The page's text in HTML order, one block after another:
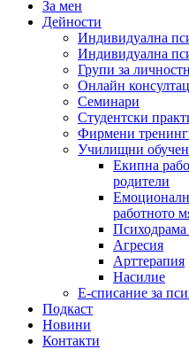
За мен
Дейности
Индивидуална
Индивидуална
Групи за
Онлайн
Семинари
Студентски
Фирмени
Училищни
Екипна
родители
работното
Психодрама
Агресия
Арттерапия
Насилие
Е-списание за
Подкаст
Новини
Контакти